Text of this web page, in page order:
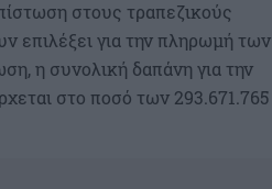
στους τραπεζικούς
επιλέξει για την πληρωμή των
η συνολική δαπάνη για την
στο ποσό των 293.671.765